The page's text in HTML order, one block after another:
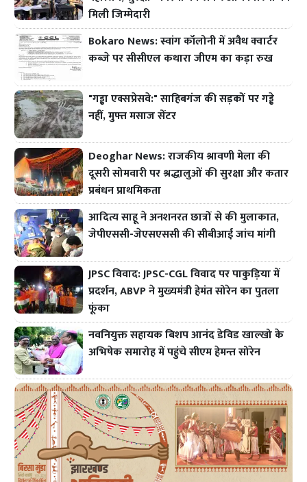
मिली जिम्मेदारी
Bokaro News: स्वांग कॉलोनी में अवैध क्वार्टर
कब्जे पर सीसीएल कथारा जीएम का कड़ा रुख
"गड्ढा एक्सप्रेसवे:" साहिबगंज की सड़कों पर गड्ढे
नहीं, मुफ्त मसाज सेंटर
Deoghar News: राजकीय श्रावणी मेला की
दूसरी सोमवारी पर श्रद्धालुओं की सुरक्षा और कतार
प्रबंधन प्राथमिकता
आदित्य साहू ने अनशनरत छात्रों से की मुलाकात,
जेपीएससी-जेएसएससी की सीबीआई जांच मांगी
JPSC विवाद: JPSC-CGL विवाद पर पाकुड़िया में
प्रदर्शन, ABVP ने मुख्यमंत्री हेमंत सोरेन का पुतला
फूंका
नवनियुक्त सहायक बिशप आनंद डेविड खाल्खो के
अभिषेक समारोह में पहुंचे सीएम हेमन्त सोरेन